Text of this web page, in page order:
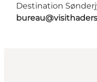
Destination